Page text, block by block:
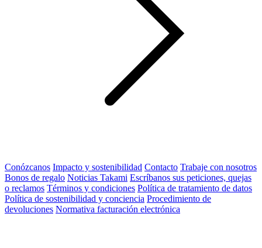
Conózcanos Impacto y sostenibilidad Contacto Trabaje con nosotros
Bonos de regalo Noticias Takami Escríbanos sus peticiones, quejas
o reclamos Términos y condiciones Política de tratamiento de datos
Política de sostenibilidad y conciencia Procedimiento de
devoluciones Normativa facturación electrónica